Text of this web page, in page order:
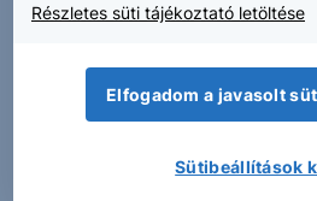
Kapcsolódó termékek
Részletes süti tájékoztató letöltése
Elfogadom a javasolt
Sütibeállítások